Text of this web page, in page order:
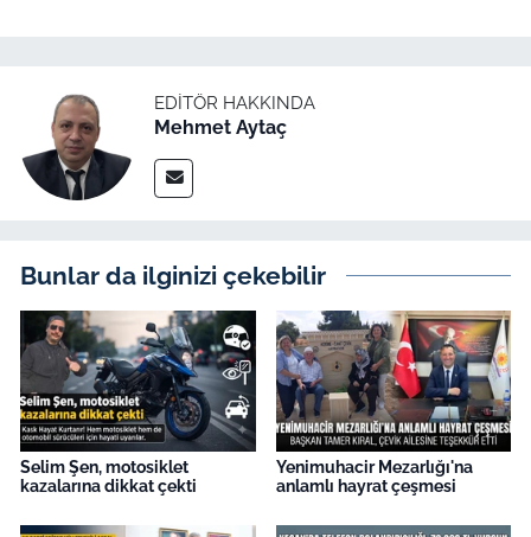
EDITÖR HAKKINDA
Mehmet Aytaç
Bunlar da ilginizi çekebilir
Selim Şen, motosiklet
kazalarına dikkat çekti
Yenimuhacir Mezarlığı'na
anlamlı hayrat çeşmesi
Flaş Haber
Dış Haberler
İş Dünyası
Bilim Teknoloji
English News
Canlı Maç